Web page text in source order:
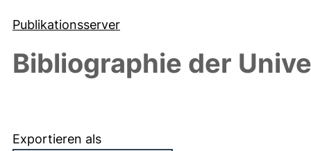
Publikationsserver
Bibliographie der
Exportieren als